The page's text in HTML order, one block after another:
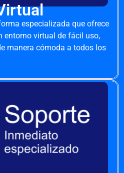
especializada que ofrece
entorno virtual de fácil uso,
manera cómoda a todos los